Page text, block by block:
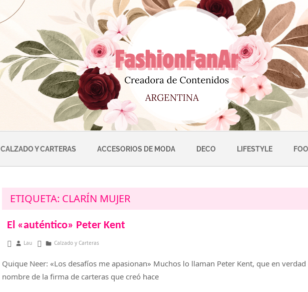
CALZADO Y CARTERAS ACCESORIOS DE MODA DECO LIFESTYLE
ETIQUETA: CLARÍN MUJER
El «auténtico» Peter Kent
diciembre 14, 2012
Lau Calzado y Carteras
Quique Neer: «Los desafíos me apasionan» Muchos lo llaman Peter Kent, que en verdad
nombre de la firma de carteras que creó hace